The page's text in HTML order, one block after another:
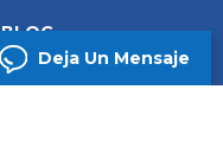
BLOG
Deja Un Mensaje